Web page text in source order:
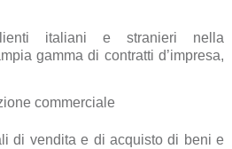
italiani e stranieri nella
gamma di contratti d’impresa,
commerciale
di vendita e di acquisto di beni e